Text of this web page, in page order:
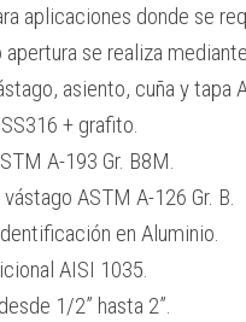
aplicaciones donde se
se realiza
asiento, cuña y tapa
+ grafito.
A-193 Gr. B8M.
ASTM A-126 Gr. B.
en Aluminio.
AISI 1035.
1/2” hasta 2”.